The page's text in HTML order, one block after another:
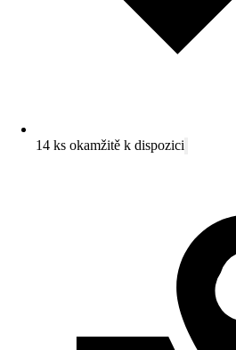
14 ks okamžitě k dispozici